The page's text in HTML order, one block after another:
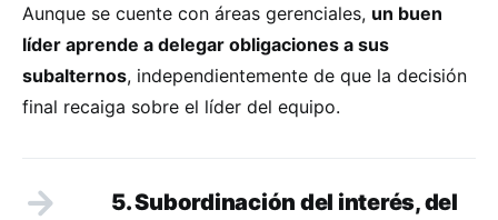
Aunque se cuente con áreas gerenciales, un buen
líder aprende a delegar obligaciones a sus
subalternos, independientemente de que la decisión
final recaiga sobre el líder del equipo.
5. Subordinación del interés, del